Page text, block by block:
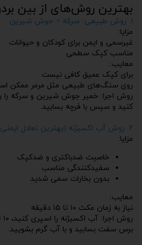
بهترین روش‌های از بین
۱. روش طبیعی: سرکه + جوش شیرین
مزایا:
غیرسمی و ایمن برای کودکان و حیوانات
مناسب کپک سطحی
معایب:
برای کپک عمیق کافی نیست
روی سنگ‌های طبیعی مثل مرمر ممکن
کنید و سپس با فرچه بسابید.
۲. روش آب اکسیژنه (بهترین تعادل ایمنی و قدرت)
مزایا:
خاصیت ضدباکتری و ضدکپک
سفیدکنندگی مناسب
بدون بخارات سمی شدید
معایب:
نیاز به زمان مکث ۱۰ تا ۱۵ دقیقه
برس سفت بسابید و با آب گرم بشویید.